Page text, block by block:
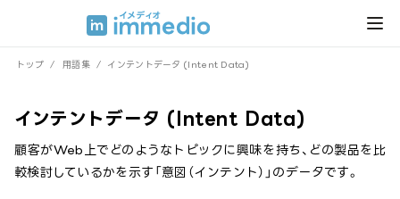
トップ / 用語集 / インテントデータ (Intent Data)
インテントデータ (Intent Data)
顧客がWeb上でどのようなトピックに興味を持ち、どの製品を比
較検討しているかを示す「意図（インテント）」のデータです。